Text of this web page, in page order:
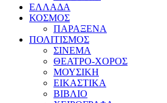
ΕΛΛΑΔΑ
ΚΟΣΜΟΣ
ΠΑΡΑΞΕΝΑ
ΠΟΛΙΤΙΣΜΟΣ
ΣΙΝΕΜΑ
ΘΕΑΤΡΟ-ΧΟΡΟΣ
ΜΟΥΣΙΚΗ
ΕΙΚΑΣΤΙΚΑ
ΒΙΒΛΙΟ